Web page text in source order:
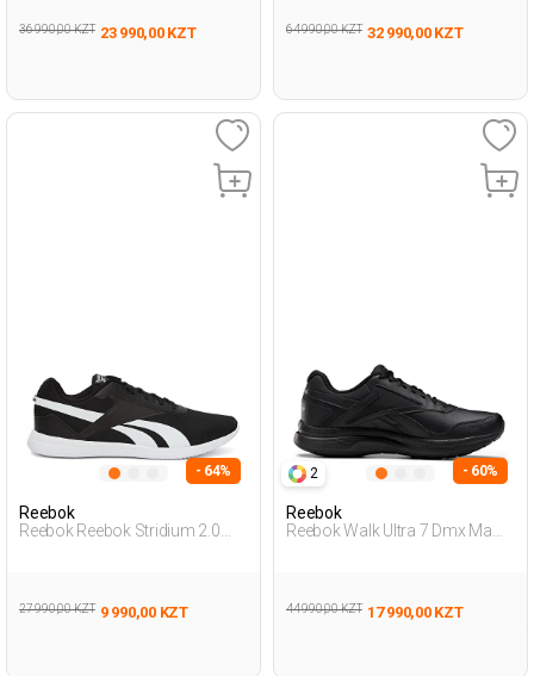
36 990,00 KZT 23 990,00 KZT 64 990,00 KZT 32 990,00 KZT
- 64%
Reebok
Reebok Reebok Stridium 2.0
27 990,00 KZT 9 990,00 KZT
2 - 60%
Reebok
Reebok Walk Ultra 7 Dmx Ma
44 990,00 KZT 17 990,00 KZT